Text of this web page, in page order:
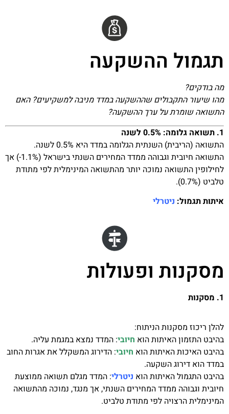
תגמול ההשקעה
מה בודקים?
מהו שיעור התקבולים שההשקעה במדד מניבה למשקיעים? האם
התשואה שומרת על ערך ההשקעה?
1. תשואה גלומה: 0.5% לשנה
התשואה (הריבית) השנתית הגלומה במדד היא 0.5% לשנה.
התשואה חיובית וגבוהה ממדד המחירים השנתי בישראל (1.1%-) אך
לחילופין התשואה נמוכה יותר מהתשואה המינימלית לפי מתודת
טלביט (0.7%).
איתות תגמול: ניטרלי
מסקנות ופעולות
1. מסקנות
להלן ריכוז מסקנות הניתוח:
בהיבט התזמון האיתות הוא חיובי: המדד נמצא במגמת עליה.
בהיבט האיכות האיתות הוא חיובי: הדירוג המשקלל את אגרות החוב
במדד הוא דירוג השקעה.
בהיבט התגמול האיתות הוא ניטרלי: המדד מגלם תשואה ממוצעת
חיובית וגבוהה ממדד המחירים השנתי, אך מנגד, נמוכה מהתשואה
המינימלית הרצויה לפי מתודת טלביט.